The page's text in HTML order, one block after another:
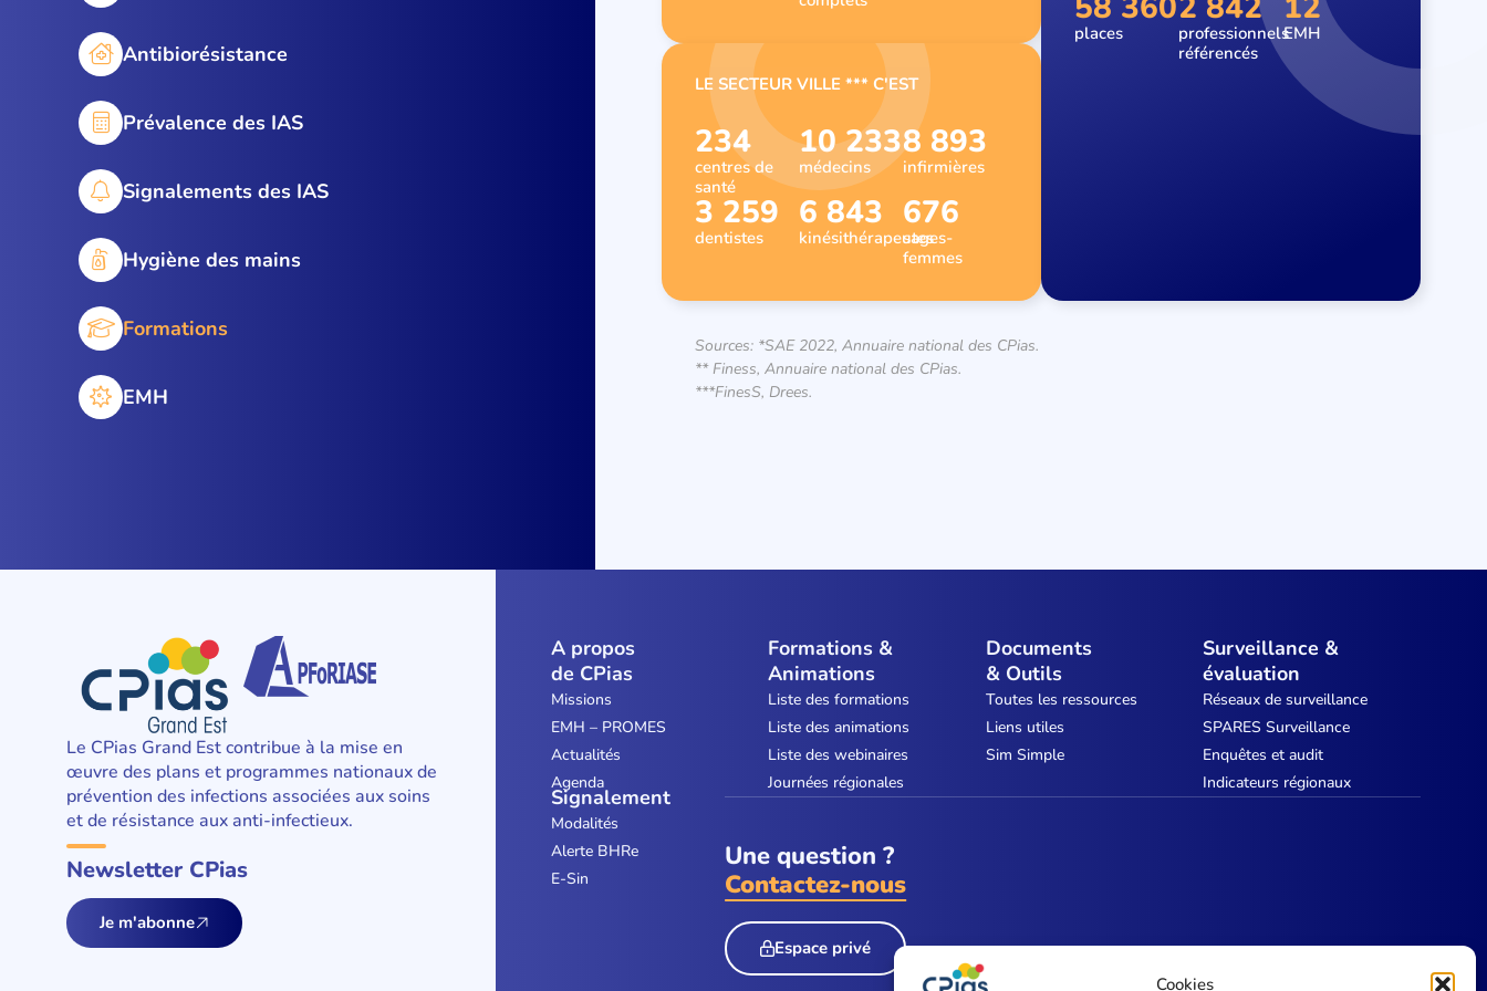
Cookies
Antibiorésistance
Prévalence des IAS
Signalements des IAS
Hygiène des mains
Formations
EMH
LE SECTEUR VILLE *** C'EST
centres de
santé
234
médecins
10 233
infirmières
8 893
dentistes
3 259
kinésithérapeutes
6 843
sages-
femmes
676
places
professionnels
référencés
EMH
Sources: *SAE 2022, Annuaire national des CPias.
** Finess, Annuaire national des CPias.
***FinesS, Drees.
Le CPias Grand Est contribue à la mise en
œuvre des plans et programmes nationaux de
prévention des infections associées aux soins
et de résistance aux anti-infectieux.
Newsletter CPias
Je m'abonne
A propos
de CPias
Missions
EMH – PROMES
Actualités
Agenda
Formations &
Animations
Liste des formations
Liste des animations
Liste des webinaires
Journées régionales
Documents
& Outils
Toutes les ressources
Liens utiles
Sim Simple
Surveillance &
évaluation
Réseaux de surveillance
SPARES Surveillance
Enquêtes et audit
Indicateurs régionaux
Signalement
Modalités
Alerte BHRe
E-Sin
Une question ?
Contactez-nous
Espace privé